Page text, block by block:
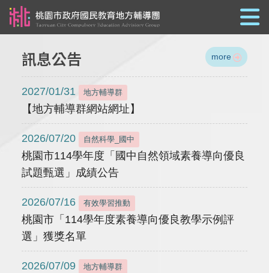
訊息公告 more
2027/01/31 地方輔導群
【地方輔導群網站網址】
2026/07/20 自然科學_國中
桃園市114學年度「國中自然領域素養導向優良
試題甄選」成績公告
2026/07/16 有效學習推動
桃園市「114學年度素養導向優良教學示例評
選」獲獎名單
2026/07/09 地方輔導群